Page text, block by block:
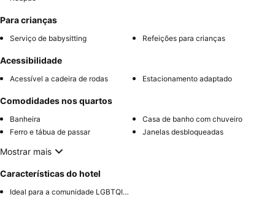
Para crianças
Serviço de babysitting Refeições para crianças
Acessibilidade
Acessível a cadeira de rodas Estacionamento adaptado
Comodidades nos quartos
Banheira
Casa de banho com chuveiro
Ferro e tábua de passar
Janelas desbloqueadas
Mostrar mais
Características do hotel
Ideal para a comunidade LGBTQIA+